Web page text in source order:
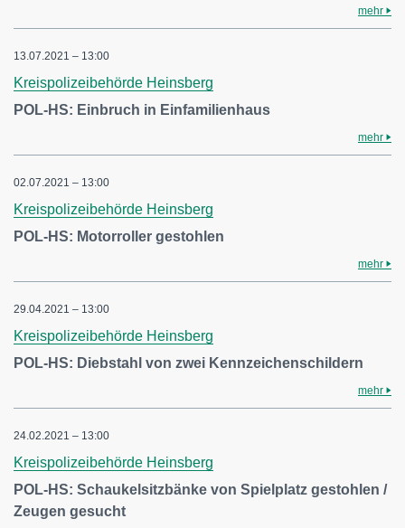
mehr
13.07.2021 – 13:00
Kreispolizeibehörde Heinsberg
POL-HS: Einbruch in Einfamilienhaus
mehr
02.07.2021 – 13:00
Kreispolizeibehörde Heinsberg
POL-HS: Motorroller gestohlen
mehr
29.04.2021 – 13:00
Kreispolizeibehörde Heinsberg
POL-HS: Diebstahl von zwei Kennzeichenschildern
mehr
24.02.2021 – 13:00
Kreispolizeibehörde Heinsberg
POL-HS: Schaukelsitzbänke von Spielplatz gestohlen /
Zeugen gesucht